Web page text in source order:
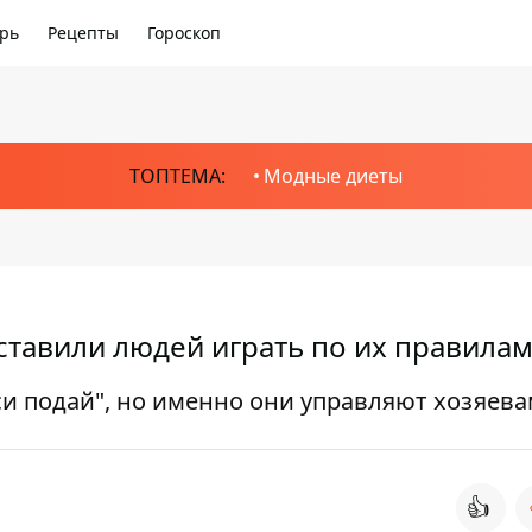
Рецепты Гороскоп
ТОПТЕМА: Модные диеты
людей играть по их правилам
подай", но именно они управляют
👍